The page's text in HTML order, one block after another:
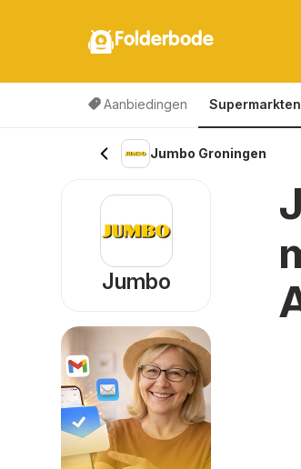
Folderbode
Aanbiedingen Supermarkten
Jumbo Groningen
Jumbo